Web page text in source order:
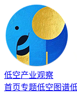
低空产业观察
首页专题低空图谱